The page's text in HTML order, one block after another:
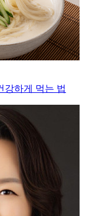
강하게 먹는 법